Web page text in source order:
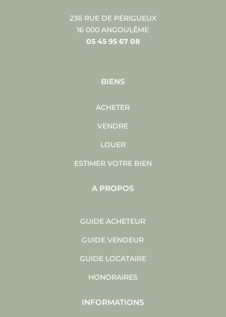
236 RUE DE PÉRIGUEUX
16 000 ANGOULÊME
05 45 95 67 08
BIENS
ACHETER
VENDRE
LOUER
ESTIMER VOTRE BIEN
A PROPOS
GUIDE ACHETEUR
GUIDE VENDEUR
GUIDE LOCATAIRE
HONORAIRES
INFORMATIONS